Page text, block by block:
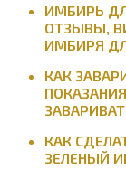
ИМБИРЬ
ОТЗЫВЫ,
ИМБИРЯ
КАК
КАК
ЗЕЛЕНЫЙ